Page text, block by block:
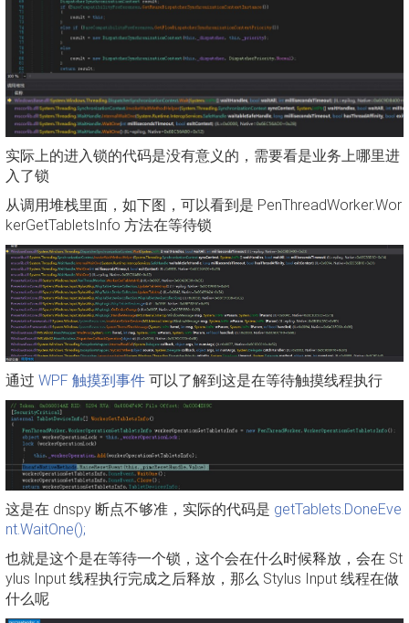
实际上的进入锁的代码是没有意义的，需要看是业务上哪里进
入了锁
从调用堆栈里面，如下图，可以看到是 PenThreadWorker.Wor
kerGetTabletsInfo 方法在等待锁
通过 WPF 触摸到事件 可以了解到这是在等待触摸线程执行
这是在 dnspy 断点不够准，实际的代码是 getTablets.DoneEve
nt.WaitOne();
也就是这个是在等待一个锁，这个会在什么时候释放，会在 St
ylus Input 线程执行完成之后释放，那么 Stylus Input 线程在做
什么呢